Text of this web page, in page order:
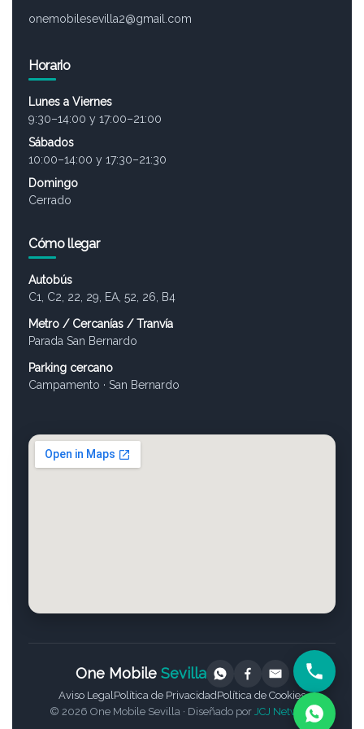
onemobilesevilla2@gmail.com
Horario
Lunes a Viernes
9:30–14:00 y 17:00–21:00
Sábados
10:00–14:00 y 17:30–21:30
Domingo
Cerrado
Cómo llegar
Autobús
C1, C2, 22, 29, EA, 52, 26, B4
Metro / Cercanías / Tranvía
Parada San Bernardo
Parking cercano
Campamento · San Bernardo
One Mobile Sevilla
Aviso Legal Política de Privacidad Política de Cookies
© 2026 One Mobile Sevilla · Diseñado por JCJ Network